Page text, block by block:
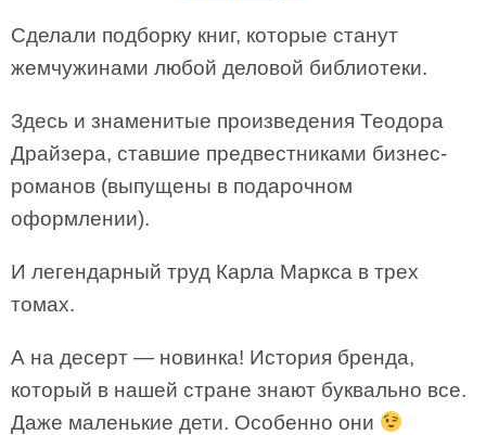
Сделали подборку книг, которые станут
жемчужинами любой деловой библиотеки.
Здесь и знаменитые произведения Теодора
Драйзера, ставшие предвестниками бизнес-
романов (выпущены в подарочном
оформлении).
И легендарный труд Карла Маркса в трех
томах.
А на десерт — новинка! История бренда,
который в нашей стране знают буквально все.
Даже маленькие дети. Особенно они